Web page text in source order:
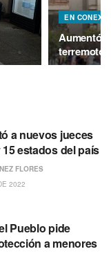
EN
Aumentó
terremotos
a nuevos jueces
estados del país
FLORES
2022
Pueblo pide
a menores